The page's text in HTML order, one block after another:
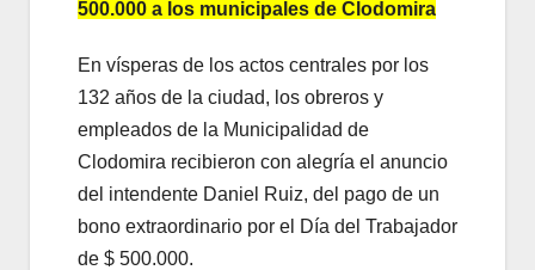
500.000 a los municipales de Clodomira
En vísperas de los actos centrales por los
132 años de la ciudad, los obreros y
empleados de la Municipalidad de
Clodomira recibieron con alegría el anuncio
del intendente Daniel Ruiz, del pago de un
bono extraordinario por el Día del Trabajador
de $ 500.000.